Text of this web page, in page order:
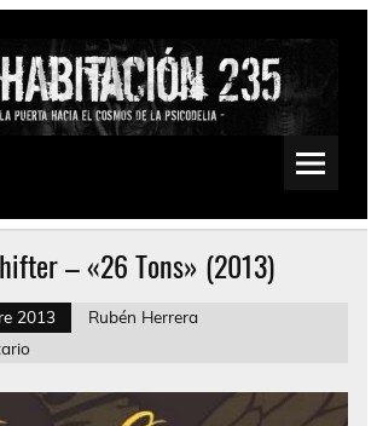
Doom, Sludge, Fuzz, Space, Drone
– «26 Tons» (2013)
2013
Rubén Herrera